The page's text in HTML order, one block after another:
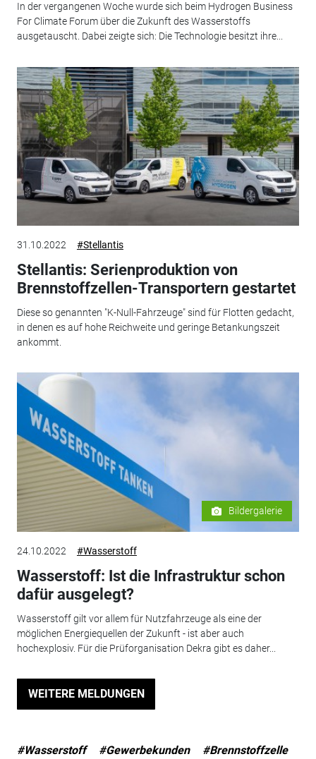
In der vergangenen Woche wurde sich beim Hydrogen Business
For Climate Forum über die Zukunft des Wasserstoffs
ausgetauscht. Dabei zeigte sich: Die Technologie besitzt ihre...
31.10.2022 #Stellantis
Stellantis: Serienproduktion von
Brennstoffzellen-Transportern gestartet
Diese so genannten "K-Null-Fahrzeuge" sind für Flotten gedacht,
in denen es auf hohe Reichweite und geringe Betankungszeit
ankommt.
Bildergalerie
24.10.2022 #Wasserstoff
Wasserstoff: Ist die Infrastruktur schon
dafür ausgelegt?
Wasserstoff gilt vor allem für Nutzfahrzeuge als eine der
möglichen Energiequellen der Zukunft - ist aber auch
hochexplosiv. Für die Prüforganisation Dekra gibt es daher...
WEITERE MELDUNGEN
#Wasserstoff #Gewerbekunden
#Brennstoffzelle